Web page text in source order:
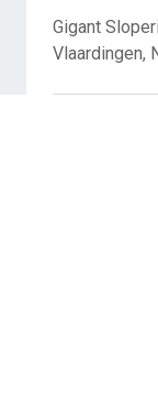
Gigant
Vlaardingen,